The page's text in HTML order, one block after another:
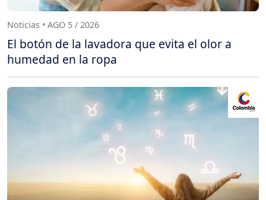
Noticias • AGO 5 / 2026
El botón de la lavadora que evita el olor a
humedad en la ropa